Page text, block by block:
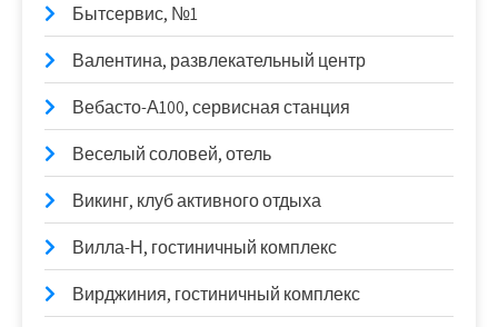
Бытсервис, №1
Валентина, развлекательный центр
Вебасто-А100, сервисная станция
Веселый соловей, отель
Викинг, клуб активного отдыха
Вилла-Н, гостиничный комплекс
Вирджиния, гостиничный комплекс